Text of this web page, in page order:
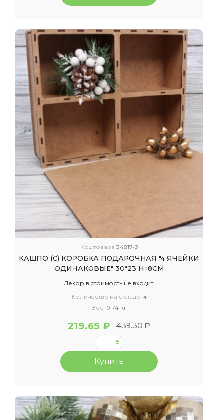
Код товара 34817-3
КАШПО (С) КОРОБКА ПОДАРОЧНАЯ "4 ЯЧЕЙКИ
ОДИНАКОВЫЕ" 30*23 H=8СМ
Декор в стоимость не входит.
Количество на складе: 4
Вес: 0.74 кг
219.65 ₽ 439.30 ₽
Купить